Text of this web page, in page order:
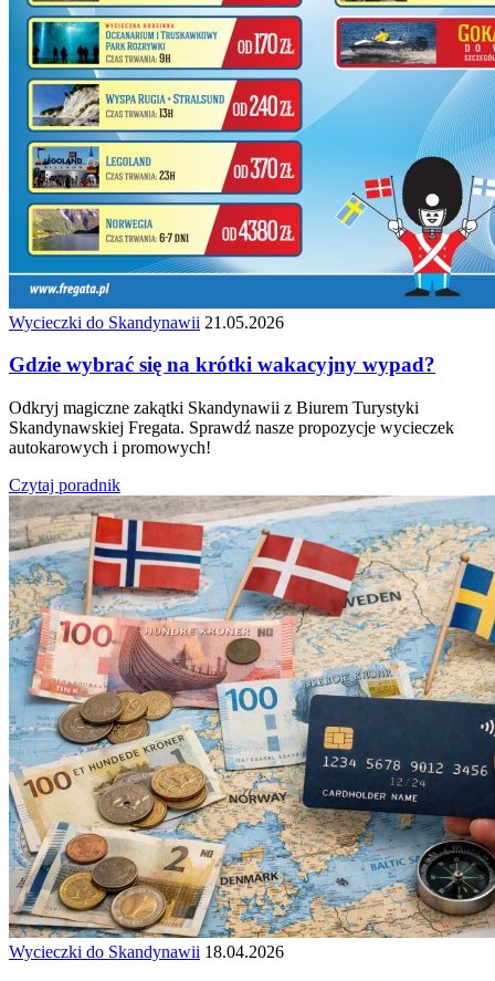
Wycieczki do Skandynawii 21.05.2026
Gdzie wybrać się na krótki wakacyjny wypad?
Odkryj magiczne zakątki Skandynawii z Biurem Turystyki
Skandynawskiej Fregata. Sprawdź nasze propozycje wycieczek
autokarowych i promowych!
Czytaj poradnik
Wycieczki do Skandynawii 18.04.2026